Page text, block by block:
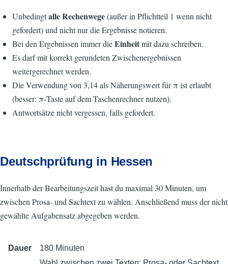
Unbedingtalle Rechenwege(außer in Pflichtteil 1 wenn nicht
gefordert) und nicht nur die Ergebnisse notieren.
Bei den Ergebnissen immer dieEinheitmit dazu schreiben.
Es darf mit korrekt gerundeten Zwischenergebnissen
weitergerechnet werden.
Die Verwendung von 3,14 als Näherungswert für π ist erlaubt
(besser: π-Taste auf dem Taschenrechner nutzen).
Antwortsätze nicht vergessen, falls gefordert.
Deutschprüfung in Hessen
Innerhalb der Bearbeitungszeit hast du maximal 30 Minuten, um
zwischen Prosa- und Sachtext zu wählen. Anschließend muss der nicht
gewählte Aufgabensatz abgegeben werden.
Dauer
180 Minuten